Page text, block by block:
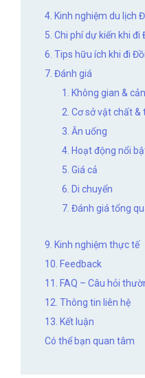
4. Kinh nghiệm du lịch
5. Chi phí dự kiến khi
6. Tips hữu ích khi đi
7. Đánh giá
1. Không gian &
2. Cơ sở vật chất &
3. Ăn uống
4. Hoạt động nổi
5. Giá cả
6. Di chuyển
7. Đánh giá tổng
9. Kinh nghiệm thực tế
10. Feedback
11. FAQ – Câu hỏi
12. Thông tin liên hệ
13. Kết luận
Có thể bạn quan tâm